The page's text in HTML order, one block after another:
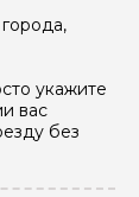
укажите
вас
без